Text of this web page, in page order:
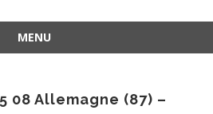
MENU
08 Allemagne (87) –